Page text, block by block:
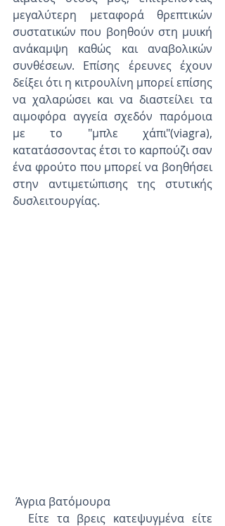
μεγαλύτερη μεταφορά θρεπτικών
συστατικών που βοηθούν στη μυική
ανάκαμψη καθώς και αναβολικών
συνθέσεων. Επίσης έρευνες έχουν
δείξει ότι η κιτρουλίνη μπορεί επίσης
να χαλαρώσει και να διαστείλει τα
αιμοφόρα αγγεία σχεδόν παρόμοια
με το "μπλε χάπι"(viagra),
κατατάσσοντας έτσι το καρπούζι σαν
ένα φρούτο που μπορεί να βοηθήσει
στην αντιμετώπισης της στυτικής
δυσλειτουργίας.
Άγρια βατόμουρα